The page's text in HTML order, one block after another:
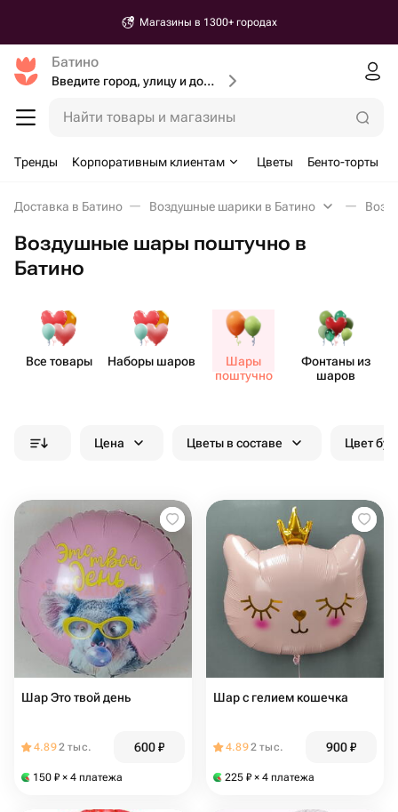
Магазины в 1300+ городах
Батино
Введите город, улицу и дом доставки
Найти товары и магазины
Тренды Корпоративным клиентам Цветы Бенто-торты
Доставка в Батино Воздушные шарики в Батино
Воздушные шары поштучно в
Батино
Все товары Наборы шаров
Шары
поштучно
Фонтаны из
шаров
Цена Цветы в составе Цвет
Шар Это твой день
4.892 тыс. 600₽
150 ₽ × 4 платежа
Шар с гелием кошечка
4.892 тыс. 900₽
225 ₽ × 4 платежа